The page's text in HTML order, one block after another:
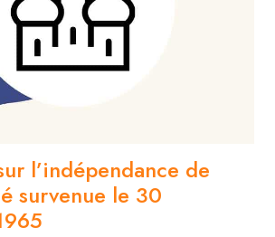
l’indépendance de
survenue le 30